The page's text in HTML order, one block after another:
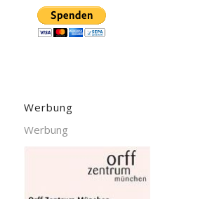
Werbung
Werbung